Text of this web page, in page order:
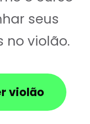
seus
no violão.
violão